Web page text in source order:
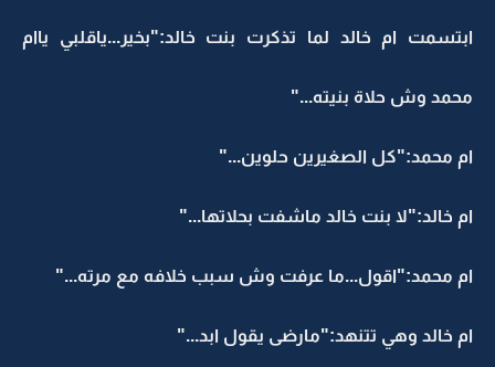
ابتسمت ام خالد لما تذكرت بنت خالد:"بخير...ياقلبي ياام
محمد وش حلاة بنيته..."
ام محمد:"كل الصغيرين حلوين..."
ام خالد:"لا بنت خالد ماشفت بحلاتها..."
ام محمد:"اقول...ما عرفت وش سبب خلافه مع مرته..."
ام خالد وهي تتنهد:"مارضى يقول ابد..."